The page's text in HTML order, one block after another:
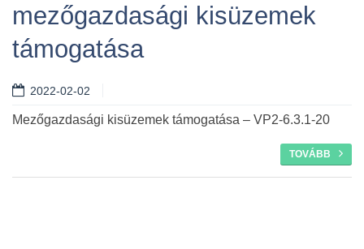
mezőgazdasági kisüzemek
támogatása
2022-02-02
Mezőgazdasági kisüzemek támogatása – VP2-6.3.1-20
TOVÁBB